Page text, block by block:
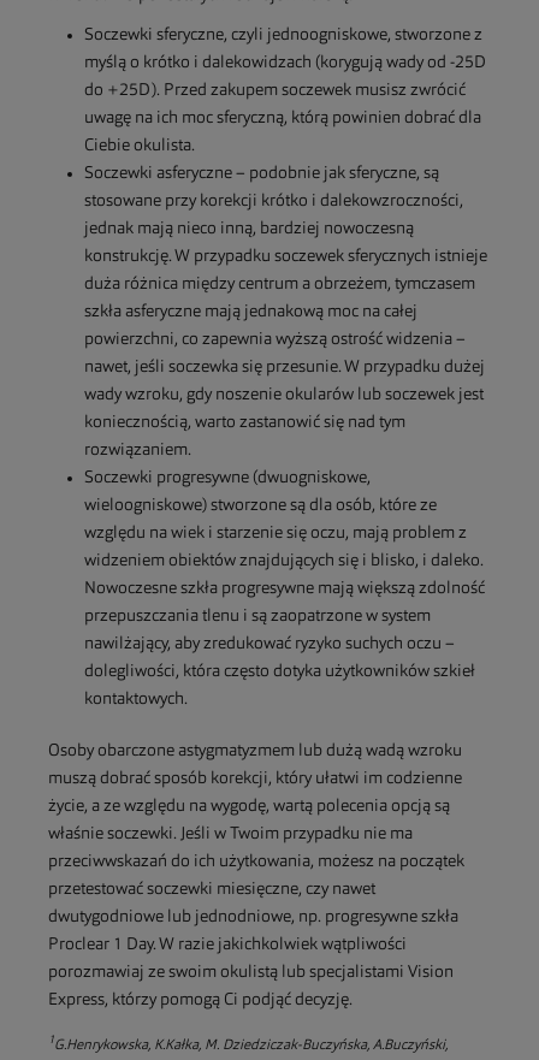
Soczewki sferyczne, czyli jednoogniskowe, stworzone z
myślą o krótko i dalekowidzach (korygują wady od -25D
do +25D). Przed zakupem soczewek musisz zwrócić
uwagę na ich moc sferyczną, którą powinien dobrać dla
Ciebie okulista.
Soczewki asferyczne – podobnie jak sferyczne, są
stosowane przy korekcji krótko i dalekowzroczności,
jednak mają nieco inną, bardziej nowoczesną
konstrukcję. W przypadku soczewek sferycznych istnieje
duża różnica między centrum a obrzeżem, tymczasem
szkła asferyczne mają jednakową moc na całej
powierzchni, co zapewnia wyższą ostrość widzenia –
nawet, jeśli soczewka się przesunie. W przypadku dużej
wady wzroku, gdy noszenie okularów lub soczewek jest
koniecznością, warto zastanowić się nad tym
rozwiązaniem.
Soczewki progresywne (dwuogniskowe,
wieloogniskowe) stworzone są dla osób, które ze
względu na wiek i starzenie się oczu, mają problem z
widzeniem obiektów znajdujących się i blisko, i daleko.
Nowoczesne szkła progresywne mają większą zdolność
przepuszczania tlenu i są zaopatrzone w system
nawilżający, aby zredukować ryzyko suchych oczu –
dolegliwości, która często dotyka użytkowników szkieł
kontaktowych.
Osoby obarczone astygmatyzmem lub dużą wadą wzroku
muszą dobrać sposób korekcji, który ułatwi im codzienne
życie, a ze względu na wygodę, wartą polecenia opcją są
właśnie soczewki. Jeśli w Twoim przypadku nie ma
przeciwwskazań do ich użytkowania, możesz na początek
przetestować soczewki miesięczne, czy nawet
dwutygodniowe lub jednodniowe, np. progresywne szkła
Proclear 1 Day. W razie jakichkolwiek wątpliwości
porozmawiaj ze swoim okulistą lub specjalistami Vision
Express, którzy pomogą Ci podjąć decyzję.
1G.Henrykowska, K.Kałka, M. Dziedziczak-Buczyńska, A.Buczyński,